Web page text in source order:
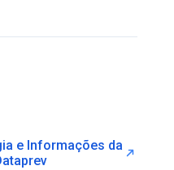
e Informações da